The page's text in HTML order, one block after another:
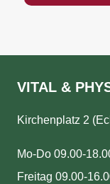
VITAL &
Kirchenplatz 2
Mo-Do 09.00-
Freitag 09.00-